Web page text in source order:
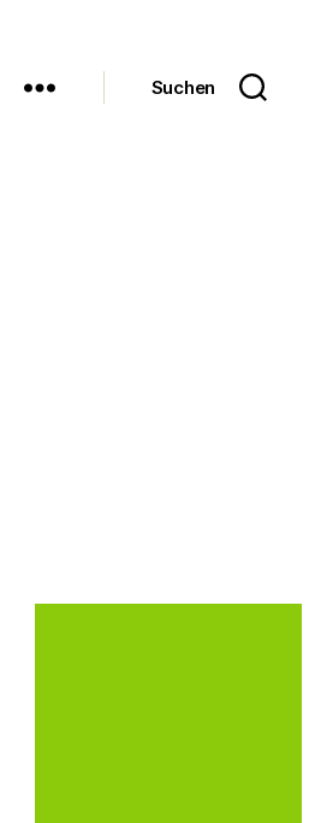
Suchen